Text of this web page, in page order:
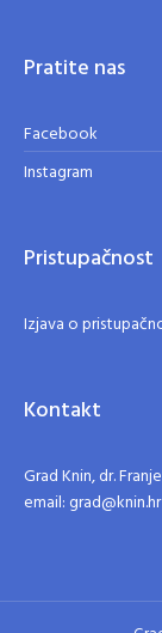
Pratite nas
Facebook
Instagram
Pristupačnost
Izjava o
Kontakt
Grad Knin, dr.
email: grad@knin.hr